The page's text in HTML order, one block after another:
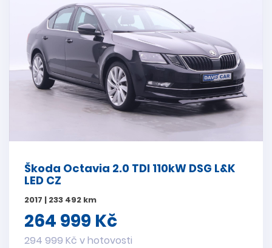
Škoda Octavia 2.0 TDI 110kW DSG L&K
LED CZ
2017 | 233 492 km
264 999 Kč
294 999 Kč v hotovosti